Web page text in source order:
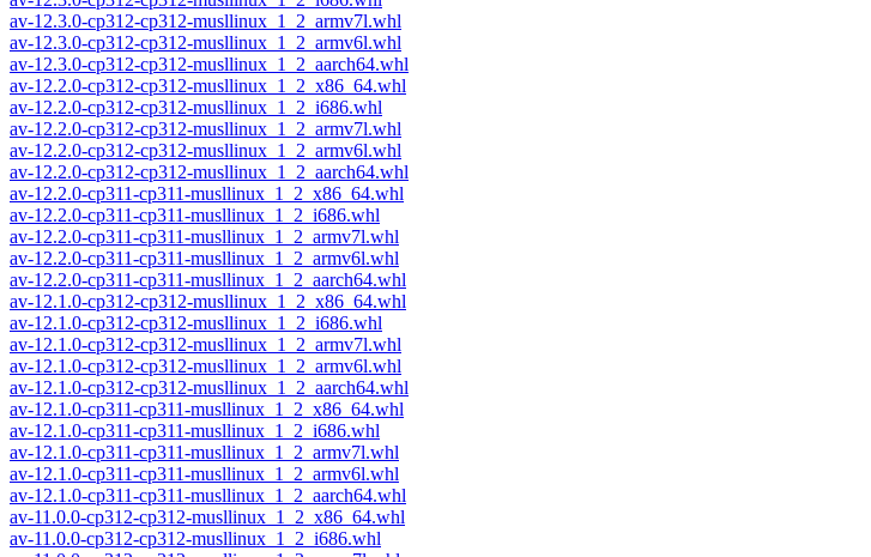
av-12.3.0-cp312-cp312-musllinux_1_2_armv7l.whl
av-12.3.0-cp312-cp312-musllinux_1_2_armv6l.whl
av-12.3.0-cp312-cp312-musllinux_1_2_aarch64.whl
av-12.2.0-cp312-cp312-musllinux_1_2_x86_64.whl
av-12.2.0-cp312-cp312-musllinux_1_2_i686.whl
av-12.2.0-cp312-cp312-musllinux_1_2_armv7l.whl
av-12.2.0-cp312-cp312-musllinux_1_2_armv6l.whl
av-12.2.0-cp312-cp312-musllinux_1_2_aarch64.whl
av-12.2.0-cp311-cp311-musllinux_1_2_x86_64.whl
av-12.2.0-cp311-cp311-musllinux_1_2_i686.whl
av-12.2.0-cp311-cp311-musllinux_1_2_armv7l.whl
av-12.2.0-cp311-cp311-musllinux_1_2_armv6l.whl
av-12.2.0-cp311-cp311-musllinux_1_2_aarch64.whl
av-12.1.0-cp312-cp312-musllinux_1_2_x86_64.whl
av-12.1.0-cp312-cp312-musllinux_1_2_i686.whl
av-12.1.0-cp312-cp312-musllinux_1_2_armv7l.whl
av-12.1.0-cp312-cp312-musllinux_1_2_armv6l.whl
av-12.1.0-cp312-cp312-musllinux_1_2_aarch64.whl
av-12.1.0-cp311-cp311-musllinux_1_2_x86_64.whl
av-12.1.0-cp311-cp311-musllinux_1_2_i686.whl
av-12.1.0-cp311-cp311-musllinux_1_2_armv7l.whl
av-12.1.0-cp311-cp311-musllinux_1_2_armv6l.whl
av-12.1.0-cp311-cp311-musllinux_1_2_aarch64.whl
av-11.0.0-cp312-cp312-musllinux_1_2_x86_64.whl
av-11.0.0-cp312-cp312-musllinux_1_2_i686.whl